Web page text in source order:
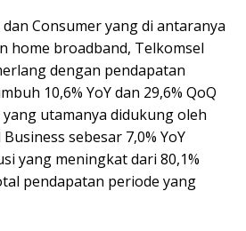
Consumer yang di antaranya
home broadband, Telkomsel
dengan pendapatan
10,6% YoY dan 29,6% QoQ
utamanya didukung oleh
sebesar 7,0% YoY
yang meningkat dari 80,1%
pendapatan periode yang